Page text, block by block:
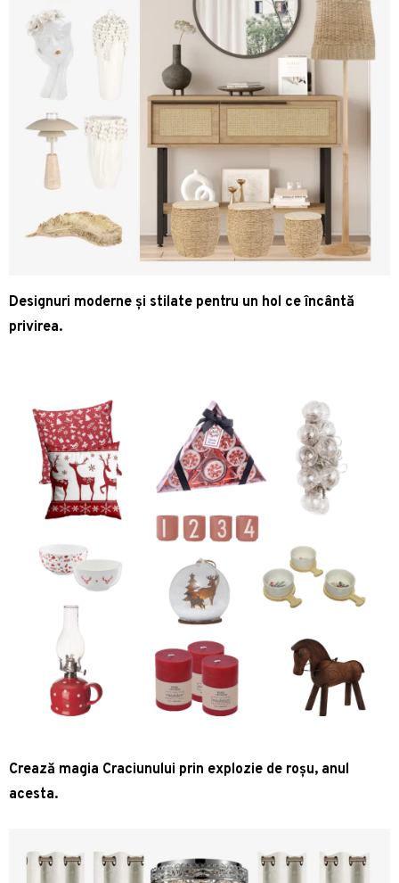
Designuri moderne și stilate pentru un hol ce încântă
privirea.
Crează magia Craciunului prin explozie de roșu, anul
acesta.